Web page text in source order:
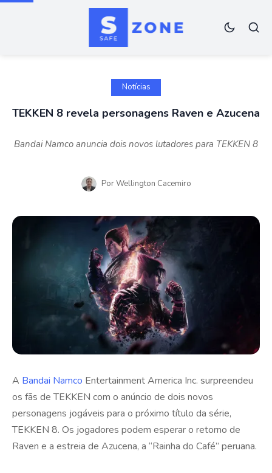
Notícias
TEKKEN 8 revela personagens Raven e Azucena
Bandai Namco anuncia dois novos lutadores para TEKKEN 8
PorWellington Cacemiro
A Bandai Namco Entertainment America Inc. surpreendeu
os fãs de TEKKEN com o anúncio de dois novos
personagens jogáveis para o próximo título da série,
TEKKEN 8. Os jogadores podem esperar o retorno de
Raven e a estreia de Azucena, a “Rainha do Café” peruana.